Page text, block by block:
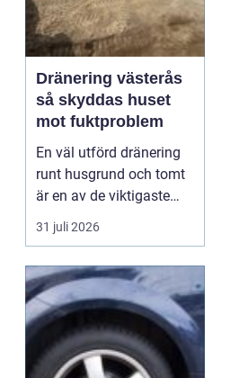
Dränering västerås
så skyddas huset
mot fuktproblem
En väl utförd dränering
runt husgrund och tomt
är en av de viktigaste
åtgärderna för att
undvika fukt, mögel och
som i Västerås, med
växlande temperaturer,
snö, regn och tjäle,
utsätts mark och
byggnader för stora
31 juli 2026